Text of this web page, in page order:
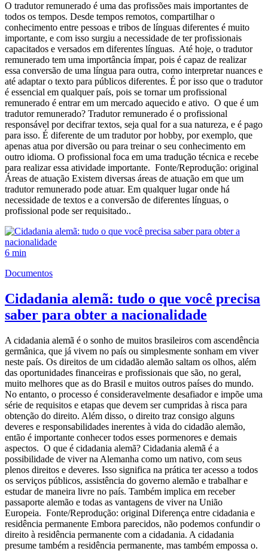
O tradutor remunerado é uma das profissões mais importantes de
todos os tempos. Desde tempos remotos, compartilhar o
conhecimento entre pessoas e tribos de línguas diferentes é muito
importante, e com isso surgiu a necessidade de ter profissionais
capacitados e versados em diferentes línguas. Até hoje, o tradutor
remunerado tem uma importância ímpar, pois é capaz de realizar
essa conversão de uma língua para outra, como interpretar nuances e
até adaptar o texto para públicos diferentes. É por isso que o tradutor
é essencial em qualquer país, pois se tornar um profissional
remunerado é entrar em um mercado aquecido e ativo. O que é um
tradutor remunerado? Tradutor remunerado é o profissional
responsável por decifrar textos, seja qual for a sua natureza, e é pago
para isso. É diferente de um tradutor por hobby, por exemplo, que
apenas atua por diversão ou para treinar o seu conhecimento em
outro idioma. O profissional foca em uma tradução técnica e recebe
para realizar essa atividade importante. Fonte/Reprodução: original
Áreas de atuação Existem diversas áreas de atuação em que um
tradutor remunerado pode atuar. Em qualquer lugar onde há
necessidade de textos e a conversão de diferentes línguas, o
profissional pode ser requisitado..
6 min
Documentos
Cidadania alemã: tudo o que você precisa
saber para obter a nacionalidade
A cidadania alemã é o sonho de muitos brasileiros com ascendência
germânica, que já vivem no país ou simplesmente sonham em viver
neste país. Os direitos de um cidadão alemão saltam os olhos, além
das oportunidades financeiras e profissionais que são, no geral,
muito melhores que as do Brasil e muitos outros países do mundo.
No entanto, o processo é consideravelmente desafiador e impõe uma
série de requisitos e etapas que devem ser cumpridas à risca para
obtenção do direito. Além disso, o direito traz consigo alguns
deveres e responsabilidades inerentes à vida do cidadão alemão,
então é importante conhecer todos esses pormenores e demais
aspectos. O que é cidadania alemã? Cidadania alemã é a
possibilidade de viver na Alemanha como um nativo, com seus
plenos direitos e deveres. Isso significa na prática ter acesso a todos
os serviços públicos, assistência do governo alemão e trabalhar e
estudar de maneira livre no país. Também implica em receber
passaporte alemão e todas as vantagens de viver na União
Europeia. Fonte/Reprodução: original Diferença entre cidadania e
residência permanente Embora parecidos, não podemos confundir o
direito à residência permanente com a cidadania. A cidadania
presume também a residência permanente, mas também empossa o.